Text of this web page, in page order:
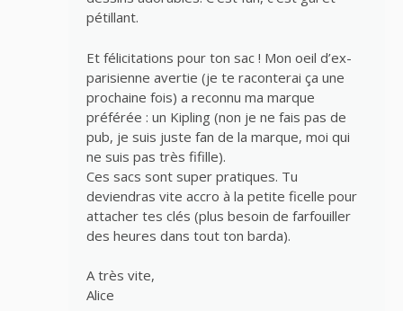
pétillant.
Et félicitations pour ton sac ! Mon oeil d’ex-
parisienne avertie (je te raconterai ça une
prochaine fois) a reconnu ma marque
préférée : un Kipling (non je ne fais pas de
pub, je suis juste fan de la marque, moi qui
ne suis pas très fifille).
Ces sacs sont super pratiques. Tu
deviendras vite accro à la petite ficelle pour
attacher tes clés (plus besoin de farfouiller
des heures dans tout ton barda).
A très vite,
Alice